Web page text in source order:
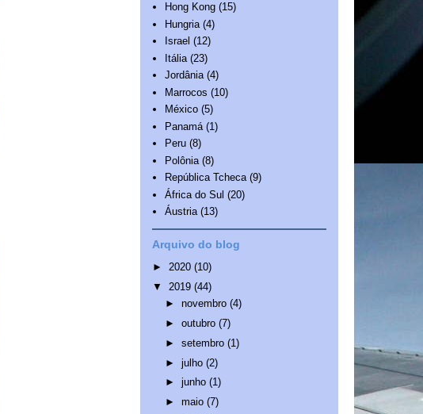
Hong Kong (15)
Hungria (4)
Israel (12)
Itália (23)
Jordânia (4)
Marrocos (10)
México (5)
Panamá (1)
Peru (8)
Polônia (8)
República Tcheca (9)
África do Sul (20)
Áustria (13)
Arquivo do blog
► 2020 (10)
▼ 2019 (44)
► novembro (4)
► outubro (7)
► setembro (1)
► julho (2)
► junho (1)
► maio (7)